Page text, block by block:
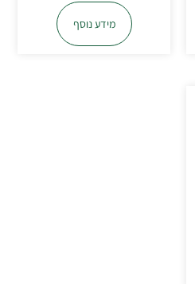
מידע נוסף